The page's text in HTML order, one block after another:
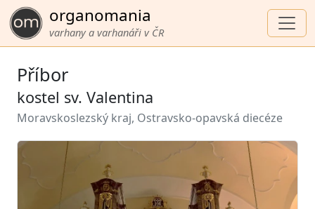
organomania
varhany a varhanáři v ČR
Příbor
kostel sv. Valentina
Moravskoslezský kraj, Ostravsko-opavská diecéze